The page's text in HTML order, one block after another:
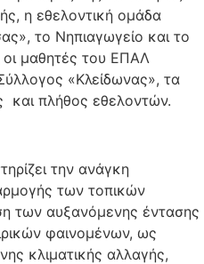
η εθελοντική ομάδα
το Νηπιαγωγείο και το
οι μαθητές του ΕΠΑΛ
«Κλείδωνας», τα
και πλήθος εθελοντών.
την ανάγκη
των τοπικών
των αυξανόμενης έντασης
φαινομένων, ως
κλιματικής αλλαγής,